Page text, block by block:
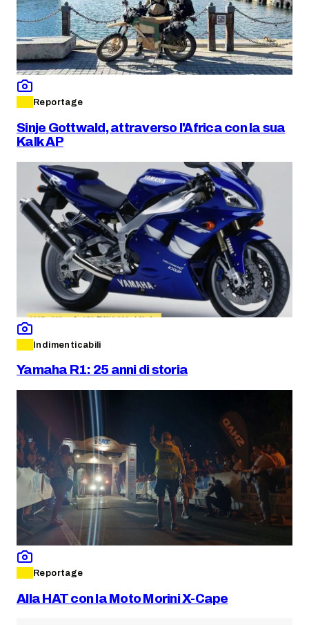
Reportage
Sinje Gottwald, attraverso l'Africa con la sua
Kalk AP
Indimenticabili
Yamaha R1: 25 anni di storia
Reportage
Alla HAT con la Moto Morini X-Cape